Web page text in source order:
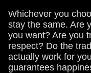
Whichever you
stay the same. Are
you want? Are you
respect? Do the
actually work for
guarantees